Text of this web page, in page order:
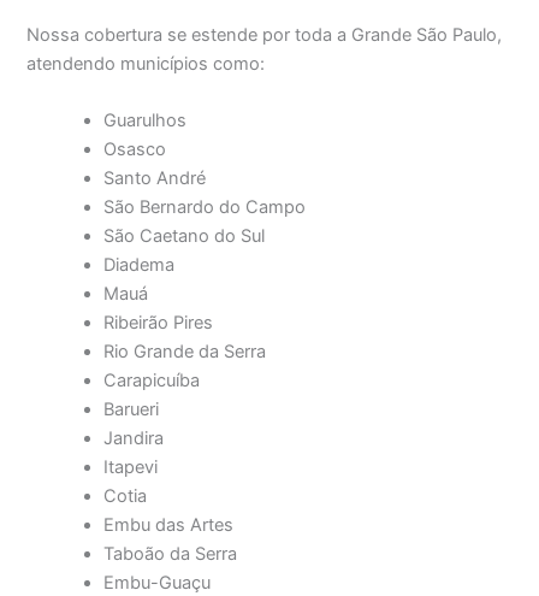
Nossa cobertura se estende por toda a Grande São Paulo,
atendendo municípios como:
Guarulhos
Osasco
Santo André
São Bernardo do Campo
São Caetano do Sul
Diadema
Mauá
Ribeirão Pires
Rio Grande da Serra
Carapicuíba
Barueri
Jandira
Itapevi
Cotia
Embu das Artes
Taboão da Serra
Embu-Guaçu